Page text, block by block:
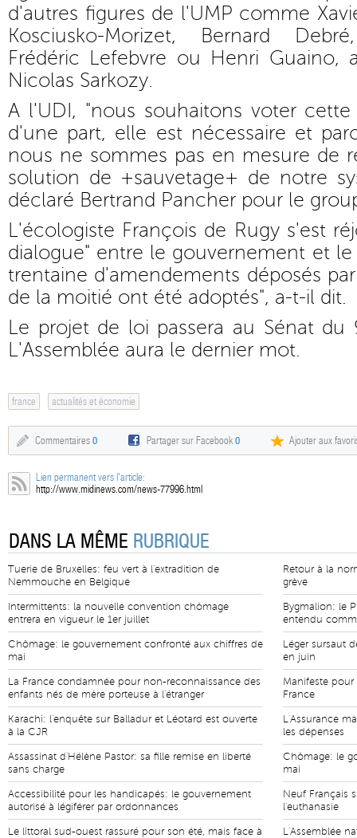
d'autres figures de l'UMP comme
Kosciusko-Morizet, Bernard
Frédéric Lefebvre ou Henri Guaino,
Nicolas Sarkozy.
A l'UDI, "nous souhaitons voter
d'une part, elle est nécessaire et
nous ne sommes pas en mesure de
solution de +sauvetage+ de notre
déclaré Bertrand Pancher pour le
L'écologiste François de Rugy s'est
dialogue" entre le gouvernement et le
trentaine d'amendements déposés
de la moitié ont été adoptés", a-t-il dit.
Le projet de loi passera au Sénat du
L'Assemblée aura le dernier mot.
france actualités et économie
Commentaires 0 Partager sur Facebook0 Ajouter aux
Lien permanent vers l'article:
http://www.midinews.com/news-77996.html
DANS LA MÊME RUBRIQUE
Tuerie de Bruxelles: feu vert à l'extradition de
Nemmouche en Belgique
Intermittents: la nouvelle convention chômage
entrera en vigueur le 1er juillet
Chômage: le gouvernement confronté aux chiffres de
mai
La France condamnée pour non-reconnaissance des
enfants nés de mère porteuse à l'étranger
Karachi: l'enquête sur Balladur et Léotard est ouverte
à la CJR
Assassinat d'Hélène Pastor: sa fille remise en liberté
sans charge
Accessibilité pour les handicapés: le gouvernement
autorisé à légiférer par ordonnances
Le littoral sud-ouest rassuré pour son été, mais face à
Retour à la
grève
Bygmalion: le
entendu
Léger sursaut
en juin
Manifeste pour
France
L'Assurance
les dépenses
Chômage: le
mai
Neuf Français
l'euthanasie
L'Assemblée